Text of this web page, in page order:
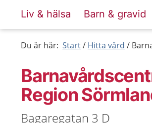
Liv & hälsa Barn & gravid
Du är här: Start Hitta vård
Region
Bagaregatan 3 D